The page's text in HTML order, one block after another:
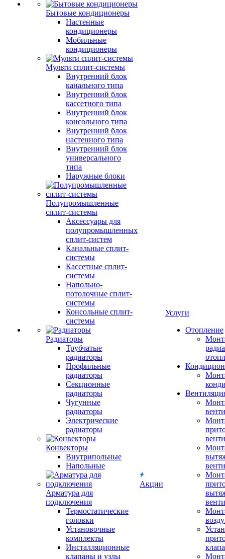
Бытовые кондиционеры
Настенные
кондиционеры
Мобильные
кондиционеры
Мульти сплит-системы
Внутренний блок
канального типа
Внутренний блок
кассетного типа
Внутренний блок
консольного типа
Внутренний блок
настенного типа
Внутренний блок
универсального
типа
Наружные блоки
Полупромышленные
сплит-системы
Аксессуары для
полупромышленных
сплит-систем
Канальные сплит-
системы
Кассетные сплит-
системы
Напольно-
потолочные сплит-
системы
Консольные сплит-
системы
Радиаторы
Трубчатые
радиаторы
Профильные
радиаторы
Секционные
радиаторы
Чугунные
радиаторы
Электрические
радиаторы
Конвекторы
Внутрипольные
Напольные
Арматура для
подключения
Термостатические
головки
Установочные
комплекты
Инсталляционные
клапаны и узлы
Акции
Услуги
Отопление